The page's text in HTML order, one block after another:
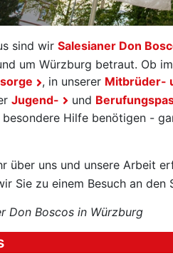
sind wir Salesianer Don
um Würzburg betraut. Ob
, in unserer Mitbrüder-
Jugend- und
besondere Hilfe benötigen -
über uns und unsere Arbeit
Sie zu einem Besuch an den
Don Boscos in Würzburg